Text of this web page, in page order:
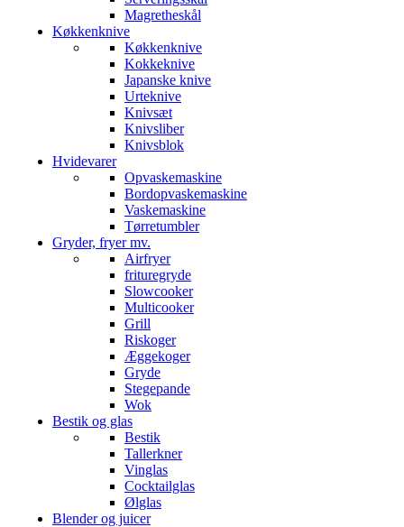
Magretheskål
Køkkenknive
Køkkenknive
Kokkeknive
Japanske knive
Urteknive
Knivsæt
Knivsliber
Knivsblok
Hvidevarer
Opvaskemaskine
Bordopvaskemaskine
Vaskemaskine
Tørretumbler
Gryder, fryer mv.
Airfryer
frituregryde
Slowcooker
Multicooker
Grill
Riskoger
Æggekoger
Gryde
Stegepande
Wok
Bestik og glas
Bestik
Tallerkner
Vinglas
Cocktailglas
Ølglas
Blender og juicer